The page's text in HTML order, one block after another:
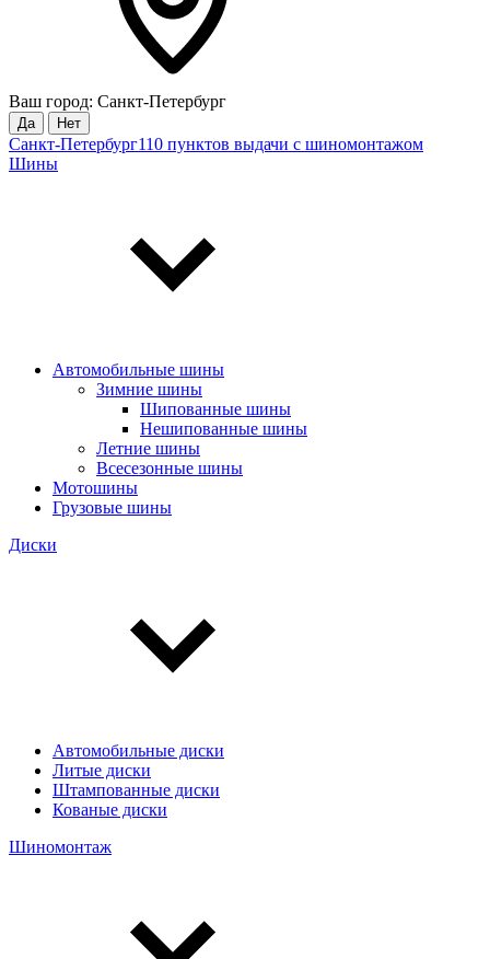
Ваш город: Санкт-Петербург
Да Нет
Санкт-Петербург110 пунктов выдачи с шиномонтажом
Шины
Автомобильные шины
Зимние шины
Шипованные шины
Нешипованные шины
Летние шины
Всесезонные шины
Мотошины
Грузовые шины
Диски
Автомобильные диски
Литые диски
Штампованные диски
Кованые диски
Шиномонтаж